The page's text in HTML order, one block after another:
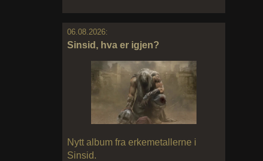
06.08.2026:
Sinsid, hva er igjen?
Nytt album fra erkemetallerne i
Sinsid.